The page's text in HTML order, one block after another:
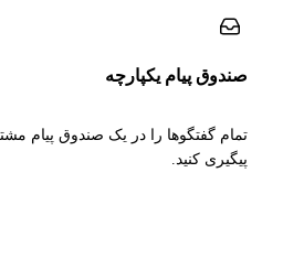
صندوق پیام یکپارچه
تمام گفتگوها را در یک صندوق پیام
پیگیری کنید.